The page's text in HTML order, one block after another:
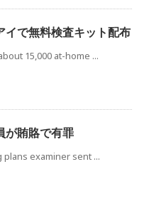
イで無料検査キット配布
15,000 at-home ...
が賄賂で有罪
examiner sent ...